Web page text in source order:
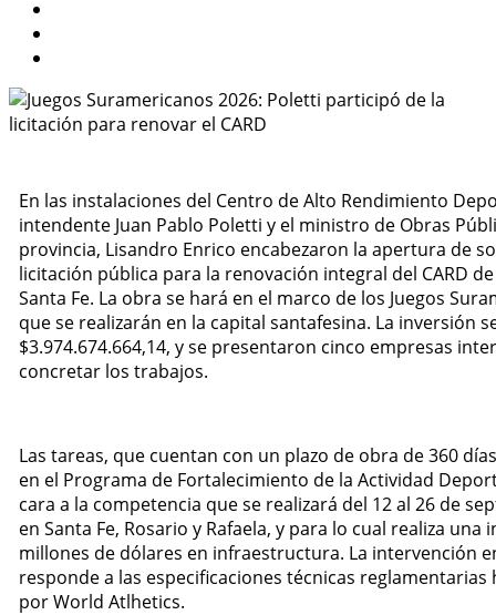
En las instalaciones del Centro de Alto Rendimiento
intendente Juan Pablo Poletti y el ministro de Obras
provincia, Lisandro Enrico encabezaron la apertura de
licitación pública para la renovación integral del CARD
Santa Fe. La obra se hará en el marco de los Juegos
que se realizarán en la capital santafesina. La inversión
$3.974.674.664,14, y se presentaron cinco empresas
concretar los trabajos.
Las tareas, que cuentan con un plazo de obra de 360
en el Programa de Fortalecimiento de la Actividad
cara a la competencia que se realizará del 12 al 26 de
en Santa Fe, Rosario y Rafaela, y para lo cual realiza una
millones de dólares en infraestructura. La intervención
responde a las especificaciones técnicas reglamentarias
por World Atlhetics.